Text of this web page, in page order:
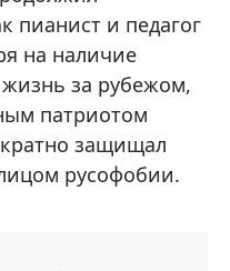
пианист и педагог
на наличие
за рубежом,
патриотом
защищал
русофобии.